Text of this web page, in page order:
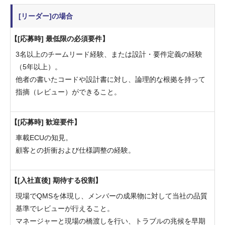
[リーダー]の場合
[応募時] 最低限の必須要件
3名以上のチームリード経験、または設計・要件定義の経験
（5年以上）。
他者の書いたコードや設計書に対し、論理的な根拠を持って
指摘（レビュー）ができること。
[応募時] 歓迎要件
車載ECUの知見。
顧客との折衝および仕様調整の経験。
[入社直後] 期待する役割
現場でQMSを体現し、メンバーの成果物に対して当社の品質
基準でレビューが行えること。
マネージャーと現場の橋渡しを行い、トラブルの兆候を早期